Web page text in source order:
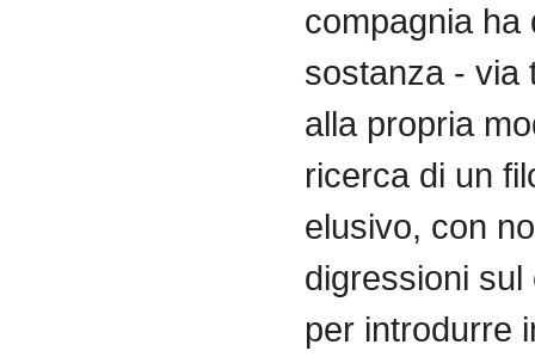
compagnia ha
sostanza - via
alla propria
ricerca di un
elusivo, con
digressioni sul
per introdurre